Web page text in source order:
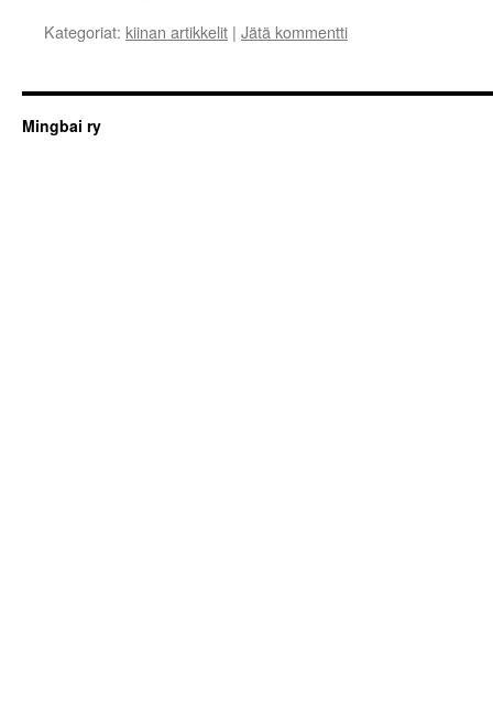
Kategoriat: kiinan artikkelit | Jätä kommentti
Mingbai ry